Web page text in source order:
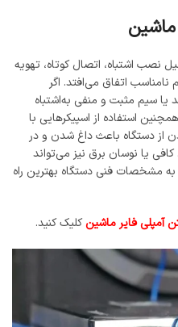
ماشین
نصب اشتباه، اتصال کوتاه، تهویه
نامناسب اتفاق می‌افتد. اگر
سیم مثبت و منفی به‌اشتباه
استفاده از اسپیکرهایی با
از دستگاه باعث داغ شدن و در
یا نوسان برق نیز می‌تواند
مشخصات فنی دستگاه بهترین راه
آمپلی فایر ماشینکلیک کنید.